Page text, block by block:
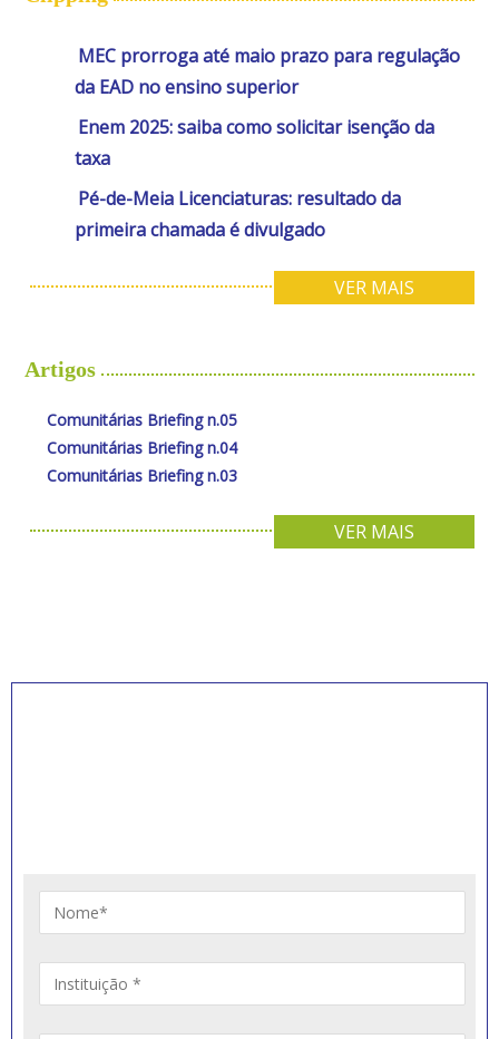
MEC prorroga até maio prazo para regulação
da EAD no ensino superior
Enem 2025: saiba como solicitar isenção da
taxa
Pé-de-Meia Licenciaturas: resultado da
primeira chamada é divulgado
VER MAIS
Artigos
Comunitárias Briefing n.05
Comunitárias Briefing n.04
Comunitárias Briefing n.03
VER MAIS